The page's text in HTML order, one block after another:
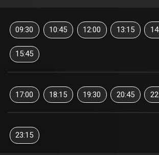
09:30 10:45 12:00 13:15
15:45
17:00 18:15 19:30 20:45
23:15